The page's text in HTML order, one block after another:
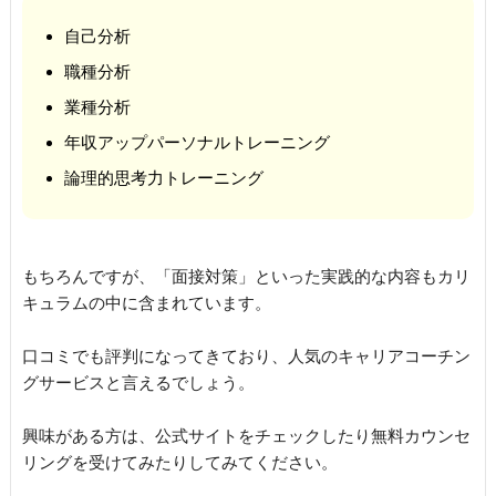
自己分析
職種分析
業種分析
年収アップパーソナルトレーニング
論理的思考力トレーニング
もちろんですが、「面接対策」といった実践的な内容もカリ
キュラムの中に含まれています。
口コミでも評判になってきており、人気のキャリアコーチン
グサービスと言えるでしょう。
興味がある方は、公式サイトをチェックしたり無料カウンセ
リングを受けてみたりしてみてください。